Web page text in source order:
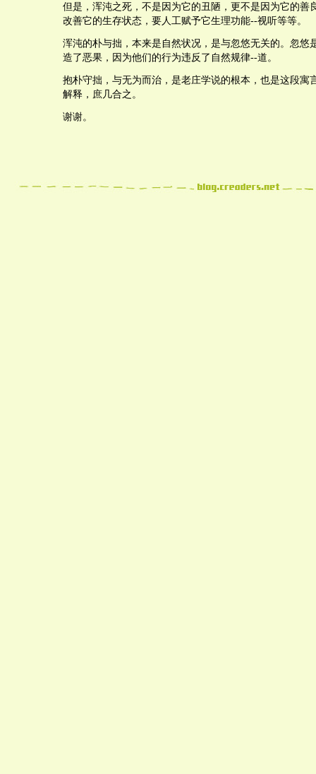
但是，浑沌之死，不是因为它的丑陋，更不是因为它的善
改善它的生存状态，要人工赋予它生理功能--视听等等。
浑沌的朴与拙，本来是自然状况，是与忽悠无关的。忽悠
造了恶果，因为他们的行为违反了自然规律--道。
抱朴守拙，与无为而治，是老庄学说的根本，也是这段寓
解释，庶几合之。
谢谢。